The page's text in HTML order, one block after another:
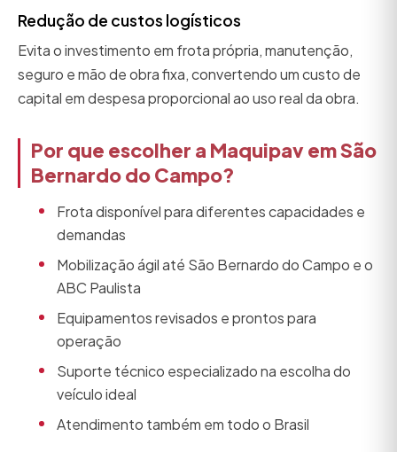
Redução de custos logísticos
Evita o investimento em frota própria, manutenção,
seguro e mão de obra fixa, convertendo um custo de
capital em despesa proporcional ao uso real da obra.
Por que escolher a Maquipav em São
Bernardo do Campo?
Frota disponível para diferentes capacidades e
demandas
Mobilização ágil até São Bernardo do Campo e o
ABC Paulista
Equipamentos revisados e prontos para
operação
Suporte técnico especializado na escolha do
veículo ideal
Atendimento também em todo o Brasil